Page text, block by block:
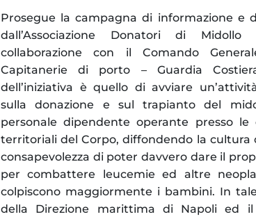
Prosegue la campagna di informazione e
dall’Associazione Donatori di Midollo
collaborazione con il Comando
Capitanerie di porto – Guardia
dell’iniziativa è quello di avviare
sulla donazione e sul trapianto del
personale dipendente operante presso le
territoriali del Corpo, diffondendo la cultura
consapevolezza di poter davvero dare il
per combattere leucemie ed altre
colpiscono maggiormente i bambini. In
della Direzione marittima di Napoli ed il